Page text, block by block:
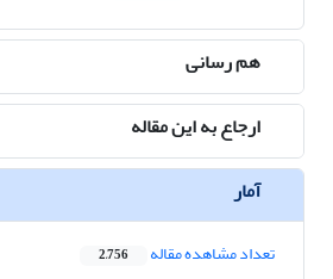
هم رسانی
ارجاع به این مقاله
آمار
تعداد مشاهده مقاله 2,756